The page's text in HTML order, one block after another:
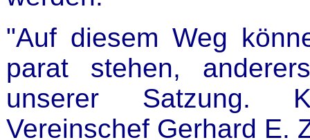
"Auf diesem Weg
parat stehen,
unserer Satzung.
Vereinschef Gerhard E.